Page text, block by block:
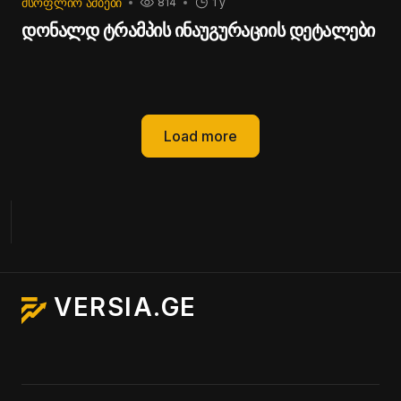
დონალდ ტრამპის ინაუგურაციის დეტალები
Load more
VERSIA.GE